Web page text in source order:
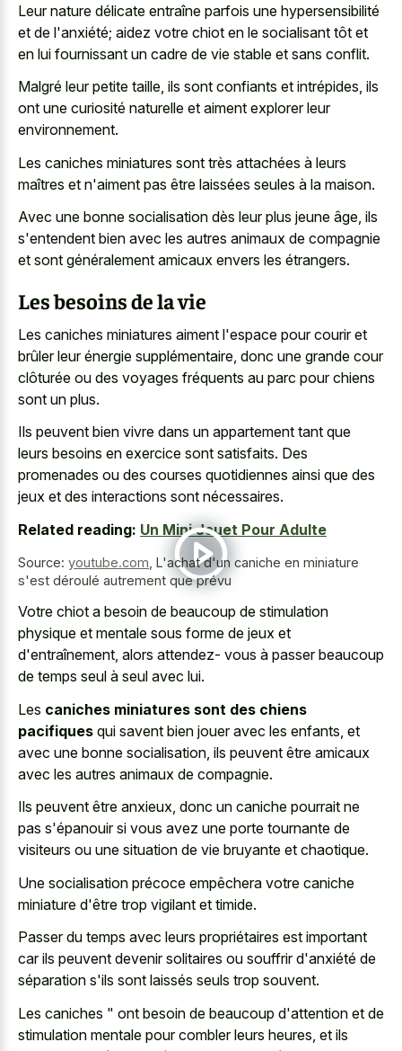
Leur nature délicate entraîne parfois une hypersensibilité
et de l'anxiété; aidez votre chiot en le socialisant tôt et
en lui fournissant un cadre de vie stable et sans conflit.
Malgré leur petite taille, ils sont confiants et intrépides, ils
ont une curiosité naturelle et aiment explorer leur
environnement.
Les caniches miniatures sont très attachées à leurs
maîtres et n'aiment pas être laissées seules à la maison.
Avec une bonne socialisation dès leur plus jeune âge, ils
s'entendent bien avec les autres animaux de compagnie
et sont généralement amicaux envers les étrangers.
Les besoins de la vie
Les caniches miniatures aiment l'espace pour courir et
brûler leur énergie supplémentaire, donc une grande cour
clôturée ou des voyages fréquents au parc pour chiens
sont un plus.
Ils peuvent bien vivre dans un appartement tant que
leurs besoins en exercice sont satisfaits. Des
promenades ou des courses quotidiennes ainsi que des
jeux et des interactions sont nécessaires.
Related reading: Un Mini Jouet Pour Adulte
Source: youtube.com L'achat d'un caniche en miniature
s'est déroulé autrement que prévu
Votre chiot a besoin de beaucoup de stimulation
physique et mentale sous forme de jeux et
d'entraînement, alors attendez- vous à passer beaucoup
de temps seul à seul avec lui.
Les caniches miniatures sont des chiens
pacifiques qui savent bien jouer avec les enfants, et
avec une bonne socialisation, ils peuvent être amicaux
avec les autres animaux de compagnie.
Ils peuvent être anxieux, donc un caniche pourrait ne
pas s'épanouir si vous avez une porte tournante de
visiteurs ou une situation de vie bruyante et chaotique.
Une socialisation précoce empêchera votre caniche
miniature d'être trop vigilant et timide.
Passer du temps avec leurs propriétaires est important
car ils peuvent devenir solitaires ou souffrir d'anxiété de
séparation s'ils sont laissés seuls trop souvent.
Les caniches " ont besoin de beaucoup d'attention et de
stimulation mentale pour combler leurs heures, et ils